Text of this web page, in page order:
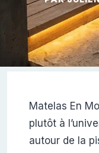
Matelas En
plutôt à
autour de la